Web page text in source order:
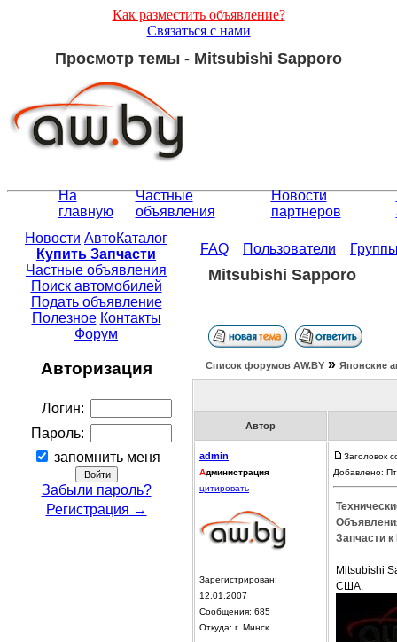
Как разместить объявление?
Связаться с нами
Просмотр темы - Mitsubishi Sapporo
На
главную
Частные
объявления
Новости
партнеров
Новости АвтоКаталог
Купить Запчасти
Частные объявления
Поиск автомобилей
Подать объявление
Полезное Контакты
Форум
Авторизация
Логин:
Пароль:
запомнить меня
Забыли пароль?
Регистрация →
FAQ Пользователи
Mitsubishi Sapporo
Список форумов АW.BY » Японские
Автор
admin
Администрация
цитировать
Зарегистрирован:
12.01.2007
Сообщения: 685
Откуда: г. Минск
Заголовок
Добавлено:
Запчасти
Mitsubishi
США.